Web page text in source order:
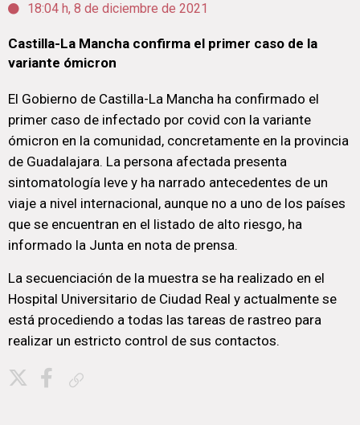
18:04 h, 8 de diciembre de 2021
Castilla-La Mancha confirma el primer caso de la
variante ómicron
El Gobierno de Castilla-La Mancha ha confirmado el
primer caso de infectado por covid con la variante
ómicron en la comunidad, concretamente en la provincia
de Guadalajara. La persona afectada presenta
sintomatología leve y ha narrado antecedentes de un
viaje a nivel internacional, aunque no a uno de los países
que se encuentran en el listado de alto riesgo, ha
informado la Junta en nota de prensa.
La secuenciación de la muestra se ha realizado en el
Hospital Universitario de Ciudad Real y actualmente se
está procediendo a todas las tareas de rastreo para
realizar un estricto control de sus contactos.